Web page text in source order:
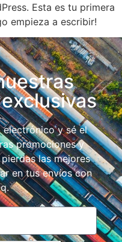
Esta es tu primera
empieza a escribir!
y sé el
promociones y
las mejores
en tus envíos con